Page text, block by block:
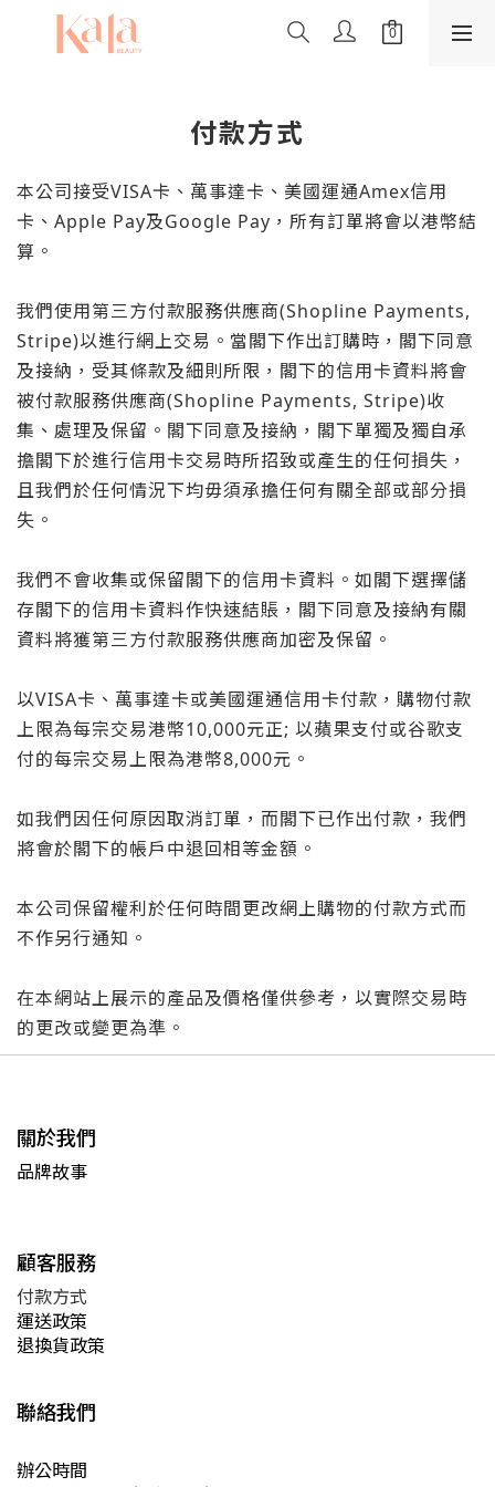
付款方式
本公司接受VISA卡、萬事達卡、美國運通Amex信用
卡、Apple Pay及Google Pay，所有訂單將會以港幣結
算。
我們使用第三方付款服務供應商(Shopline Payments,
Stripe)以進行網上交易。當閣下作出訂購時，閣下同意
及接納，受其條款及細則所限，閣下的信用卡資料將會
被付款服務供應商(Shopline Payments, Stripe)收
集、處理及保留。閣下同意及接納，閣下單獨及獨自承
擔閣下於進行信用卡交易時所招致或產生的任何損失，
且我們於任何情況下均毋須承擔任何有關全部或部分損
失。
我們不會收集或保留閣下的信用卡資料。如閣下選擇儲
存閣下的信用卡資料作快速結賬，閣下同意及接納有關
資料將獲第三方付款服務供應商加密及保留。
以VISA卡、萬事達卡或美國運通信用卡付款，購物付款
上限為每宗交易港幣10,000元正; 以蘋果支付或谷歌支
付的每宗交易上限為港幣8,000元。
如我們因任何原因取消訂單，而閣下已作出付款，我們
將會於閣下的帳戶中退回相等金額。
本公司保留權利於任何時間更改網上購物的付款方式而
不作另行通知。
在本網站上展示的產品及價格僅供參考，以實際交易時
的更改或變更為準。
關於我們
品牌故事
顧客服務
付款方式
運送政策
退換貨政策
聯絡我們
辦公時間